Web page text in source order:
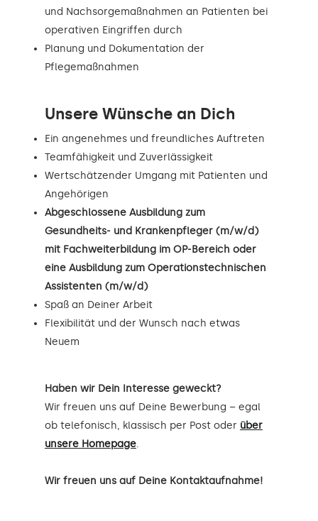
und Nachsorgemaßnahmen an Patienten bei
operativen Eingriffen durch
Planung und Dokumentation der
Pflegemaßnahmen
Unsere Wünsche an Dich
Ein angenehmes und freundliches Auftreten
Teamfähigkeit und Zuverlässigkeit
Wertschätzender Umgang mit Patienten und
Angehörigen
Abgeschlossene Ausbildung zum
Gesundheits- und Krankenpfleger (m/w/d)
mit Fachweiterbildung im OP-Bereich oder
eine Ausbildung zum Operationstechnischen
Assistenten (m/w/d)
Spaß an Deiner Arbeit
Flexibilität und der Wunsch nach etwas
Neuem
Haben wir Dein Interesse geweckt?
Wir freuen uns auf Deine Bewerbung – egal
ob telefonisch, klassisch per Post oder über
unsere Homepage.
Wir freuen uns auf Deine Kontaktaufnahme!